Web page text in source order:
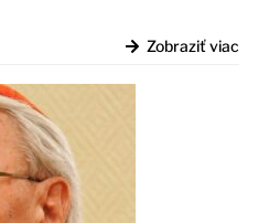
Zobraziť viac